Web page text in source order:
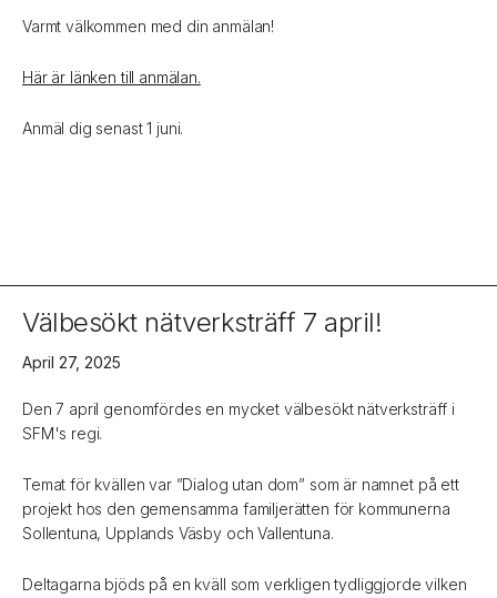
Varmt välkommen med din anmälan!
Här är länken till anmälan.
Anmäl dig senast 1 juni.
Välbesökt nätverksträff 7 april!
April 27, 2025
Den 7 april genomfördes en mycket välbesökt nätverksträff i
SFM's regi.
Temat för kvällen var ”Dialog utan dom” som är namnet på ett
projekt hos den gemensamma familjerätten för kommunerna
Sollentuna, Upplands Väsby och Vallentuna.
Deltagarna bjöds på en kväll som verkligen tydliggjorde vilken